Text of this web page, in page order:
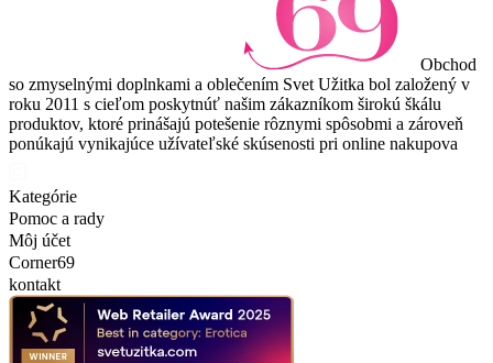
Obchod
so zmyselnými doplnkami a oblečením Svet Užitka bol založený v
roku 2011 s cieľom poskytnúť našim zákazníkom širokú škálu
produktov, ktoré prinášajú potešenie rôznymi spôsobmi a zároveň
ponúkajú vynikajúce užívateľské skúsenosti pri online nakupova
Kategórie
Pomoc a rady
Môj účet
Corner69
kontakt